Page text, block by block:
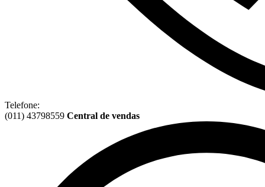
Telefone:
(011) 43798559 Central de vendas